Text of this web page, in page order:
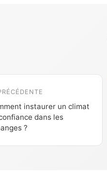
instaurer un climat
dans les
?